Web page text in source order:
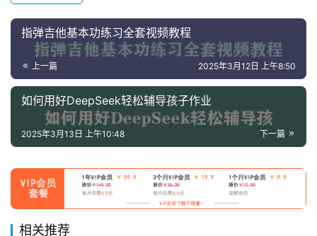
指弹吉他基本功练习全套视频教程
上一篇 2025年3月12日 上午8:50
如何用好DeepSeek轻松辅导孩子作业
下一篇
2025年3月13日 上午10:48
相关推荐